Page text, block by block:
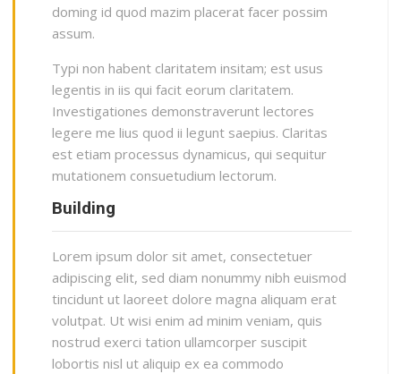
doming id quod mazim placerat facer possim
assum.
Typi non habent claritatem insitam; est usus
legentis in iis qui facit eorum claritatem.
Investigationes demonstraverunt lectores
legere me lius quod ii legunt saepius. Claritas
est etiam processus dynamicus, qui sequitur
mutationem consuetudium lectorum.
Building
Lorem ipsum dolor sit amet, consectetuer
adipiscing elit, sed diam nonummy nibh euismod
tincidunt ut laoreet dolore magna aliquam erat
volutpat. Ut wisi enim ad minim veniam, quis
nostrud exerci tation ullamcorper suscipit
lobortis nisl ut aliquip ex ea commodo